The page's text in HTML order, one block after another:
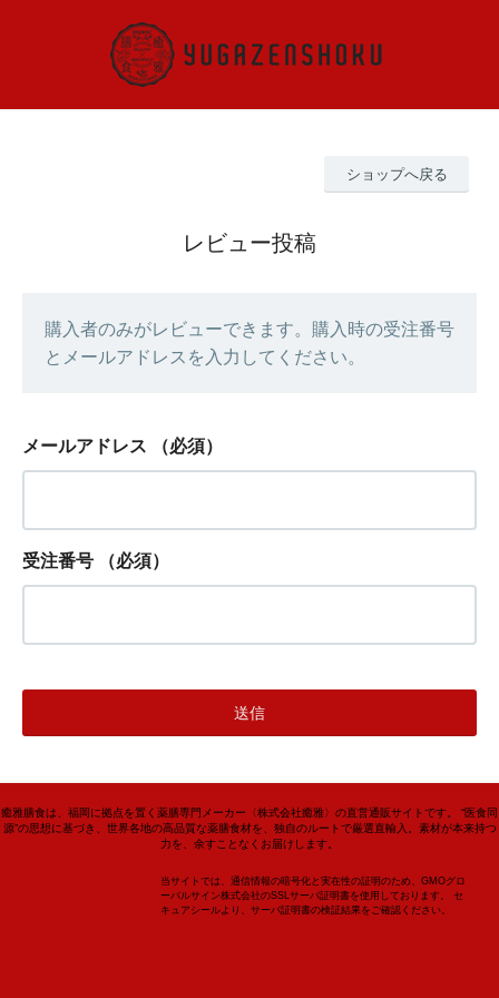
ショップへ戻る
レビュー投稿
購入者のみがレビューできます。購入時の受注番号
とメールアドレスを入力してください。
メールアドレス （必須）
受注番号 （必須）
癒雅膳食は、福岡に拠点を置く薬膳専門メーカー〈株式会社癒雅〉の直営通販サイトです。 “医食同
源”の思想に基づき、世界各地の高品質な薬膳食材を、独自のルートで厳選直輸入。素材が本来持つ
力を、余すことなくお届けします。
当サイトでは、通信情報の暗号化と実在性の証明のため、GMOグロ
ーバルサイン株式会社のSSLサーバ証明書を使用しております。 セ
キュアシールより、サーバ証明書の検証結果をご確認ください。